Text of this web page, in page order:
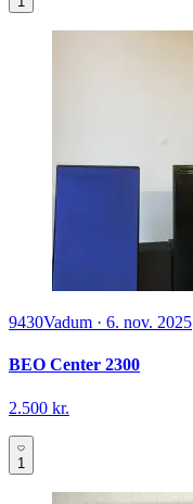
9430Vadum · 6. nov. 2025
BEO Center 2300
2.500 kr.
1